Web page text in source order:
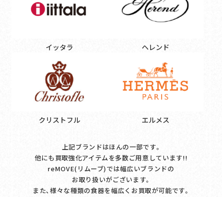
イッタラ ヘレンド
クリストフル エルメス
上記ブランドはほんの一部です｡
他にも買取強化アイテムを多数ご用意しています!!
reMOVE(リムーブ)では幅広いブランドの
お取り扱いがございます｡
また､様々な種類の食器を幅広くお買取が可能です｡